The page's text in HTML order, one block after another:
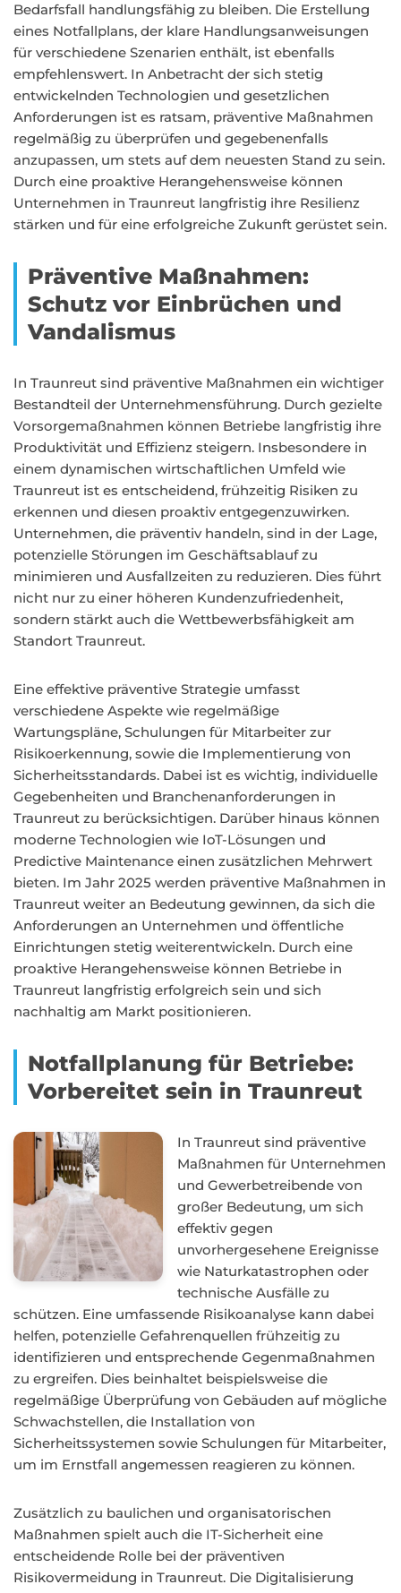
Bedarfsfall handlungsfähig zu bleiben. Die Erstellung
eines Notfallplans, der klare Handlungsanweisungen
für verschiedene Szenarien enthält, ist ebenfalls
empfehlenswert. In Anbetracht der sich stetig
entwickelnden Technologien und gesetzlichen
Anforderungen ist es ratsam, präventive Maßnahmen
regelmäßig zu überprüfen und gegebenenfalls
anzupassen, um stets auf dem neuesten Stand zu sein.
Durch eine proaktive Herangehensweise können
Unternehmen in Traunreut langfristig ihre Resilienz
stärken und für eine erfolgreiche Zukunft gerüstet sein.
Präventive Maßnahmen:
Schutz vor Einbrüchen und
Vandalismus
In Traunreut sind präventive Maßnahmen ein wichtiger
Bestandteil der Unternehmensführung. Durch gezielte
Vorsorgemaßnahmen können Betriebe langfristig ihre
Produktivität und Effizienz steigern. Insbesondere in
einem dynamischen wirtschaftlichen Umfeld wie
Traunreut ist es entscheidend, frühzeitig Risiken zu
erkennen und diesen proaktiv entgegenzuwirken.
Unternehmen, die präventiv handeln, sind in der Lage,
potenzielle Störungen im Geschäftsablauf zu
minimieren und Ausfallzeiten zu reduzieren. Dies führt
nicht nur zu einer höheren Kundenzufriedenheit,
sondern stärkt auch die Wettbewerbsfähigkeit am
Standort Traunreut.
Eine effektive präventive Strategie umfasst
verschiedene Aspekte wie regelmäßige
Wartungspläne, Schulungen für Mitarbeiter zur
Risikoerkennung, sowie die Implementierung von
Sicherheitsstandards. Dabei ist es wichtig, individuelle
Gegebenheiten und Branchenanforderungen in
Traunreut zu berücksichtigen. Darüber hinaus können
moderne Technologien wie IoT-Lösungen und
Predictive Maintenance einen zusätzlichen Mehrwert
bieten. Im Jahr 2025 werden präventive Maßnahmen in
Traunreut weiter an Bedeutung gewinnen, da sich die
Anforderungen an Unternehmen und öffentliche
Einrichtungen stetig weiterentwickeln. Durch eine
proaktive Herangehensweise können Betriebe in
Traunreut langfristig erfolgreich sein und sich
nachhaltig am Markt positionieren.
Notfallplanung für Betriebe:
Vorbereitet sein in Traunreut
In Traunreut sind präventive
Maßnahmen für Unternehmen
und Gewerbetreibende von
großer Bedeutung, um sich
effektiv gegen
unvorhergesehene Ereignisse
wie Naturkatastrophen oder
technische Ausfälle zu
schützen. Eine umfassende Risikoanalyse kann dabei
helfen, potenzielle Gefahrenquellen frühzeitig zu
identifizieren und entsprechende Gegenmaßnahmen
zu ergreifen. Dies beinhaltet beispielsweise die
regelmäßige Überprüfung von Gebäuden auf mögliche
Schwachstellen, die Installation von
Sicherheitssystemen sowie Schulungen für Mitarbeiter,
um im Ernstfall angemessen reagieren zu können.
Zusätzlich zu baulichen und organisatorischen
Maßnahmen spielt auch die IT-Sicherheit eine
entscheidende Rolle bei der präventiven
Risikovermeidung in Traunreut. Die Digitalisierung